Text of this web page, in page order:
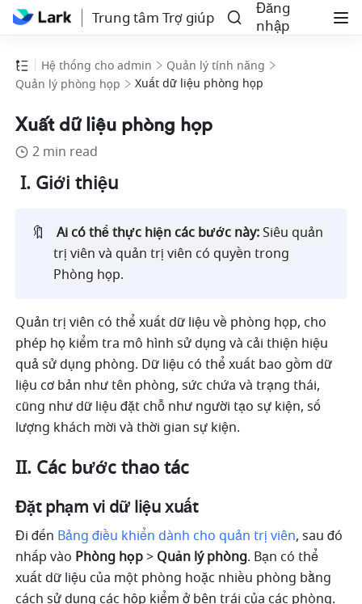
Trung tâm Trợ giúp
Đăng
nhập
Hệ thống cho admin
Quản lý tính năng
Quản lý phòng họp
Xuất dữ liệu phòng họp
Xuất dữ liệu phòng họp
2 min read
I. Giới thiệu
🔖 Ai có thể thực hiện các bước này: Siêu quản
trị viên và quản trị viên có quyền trong
Phòng họp.
Quản trị viên có thể xuất dữ liệu về phòng họp, cho
phép họ kiểm tra mô hình sử dụng và cải thiện hiệu
quả sử dụng phòng. Dữ liệu có thể xuất bao gồm dữ
liệu cơ bản như tên phòng, sức chứa và trạng thái,
cũng như dữ liệu đặt chỗ như người tạo sự kiện, số
lượng khách mời và thời gian sự kiện.
II. Các bước thao tác
Đặt phạm vi dữ liệu xuất
Đi đến Bảng điều khiển dành cho quản trị viên, sau đó
nhấp vào Phòng họp > Quản lý phòng. Bạn có thể
xuất dữ liệu của một phòng hoặc nhiều phòng bằng
cách sử dụng các hộp kiểm ở bên trái của các phòng.